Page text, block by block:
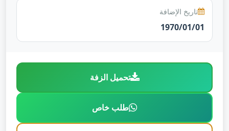
تاريخ الإضافة
1970/01/01
تحميل الزفة
طلب خاص